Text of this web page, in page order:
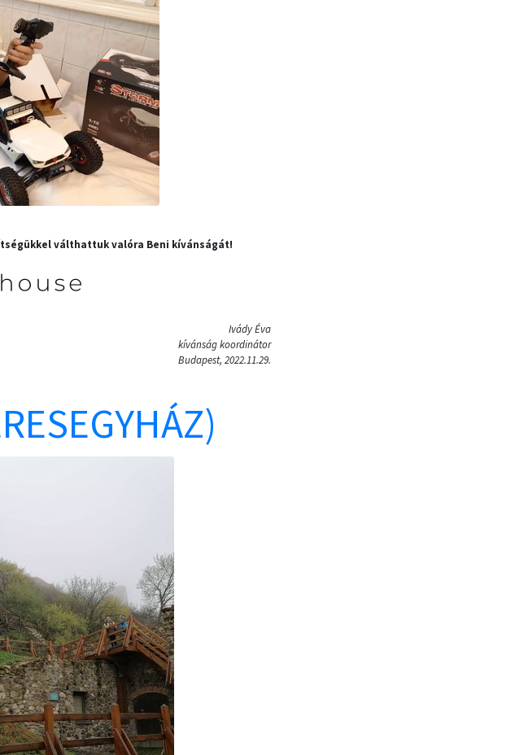
válthattuk valóra Beni kívánságát!
Ivády Éva
kívánság koordinátor
Budapest, 2022.11.29.